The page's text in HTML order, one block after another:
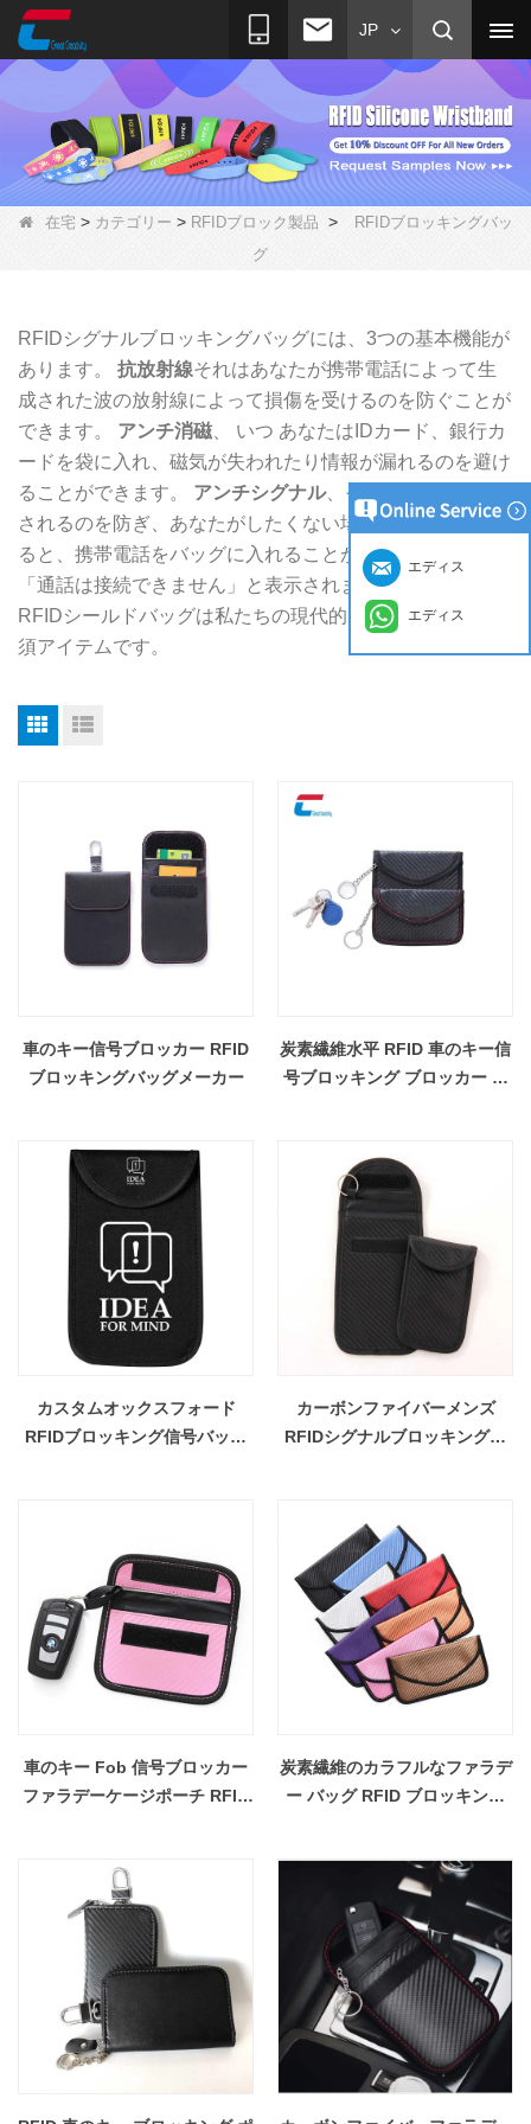
JP
在宅 > カテゴリー > RFIDブロック製品 >
RFIDブロッキングバッ
グ
RFIDシグナルブロッキングバッグには、3つの基本機能が
あります。 抗放射線それはあなたが携帯電話によって生
成された波の放射線によって損傷を受けるのを防ぐことが
できます。 アンチ消磁 、 いつ あなたはIDカード、銀行カ
ードを袋に入れ、磁気が失われたり情報が漏れるのを避け
ることができます。 アンチシグナル、それは人々が追跡
されるのを防ぎ、あなたがしたくない場合電話に応答す
ると、携帯電話をバッグに入れることができます。電話は
「通話は接続できません」と表示されます。だから、
RFIDシールドバッグは私たちの現代的な生活のための必
須アイテムです。
車のキー信号ブロッカー RFID
ブロッキングバッグメーカー
炭素繊維水平 RFID 車のキー信
号ブロッキング ブロッカー ポ
カスタムオックスフォード
RFIDブロッキング信号バッグ
カーボンファイバーメンズ
RFIDシグナルブロッキングバ
車のキー Fob 信号ブロッカー
ファラデーケージポーチ RFID
炭素繊維のカラフルなファラデ
ー バッグ RFID ブロッキング
エディス
エディス